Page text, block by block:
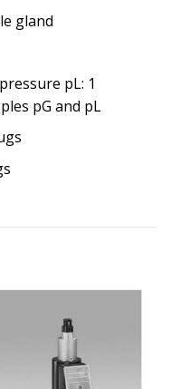
gland
pL: 1
pG and pL